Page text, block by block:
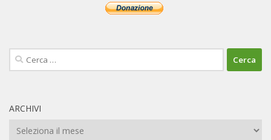
Ricerca
per:
ARCHIVI
Archivi